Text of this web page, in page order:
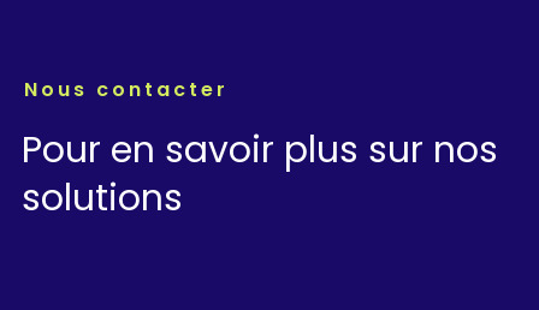
Nous contacter
Pour en savoir plus sur nos
solutions